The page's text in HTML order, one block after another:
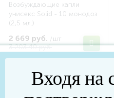
Возбуждающие капли
унисекс Solid - 10 монодоз
(2,5 мл.)
2 669 руб. /шт
3 203.40 руб.
Входя на